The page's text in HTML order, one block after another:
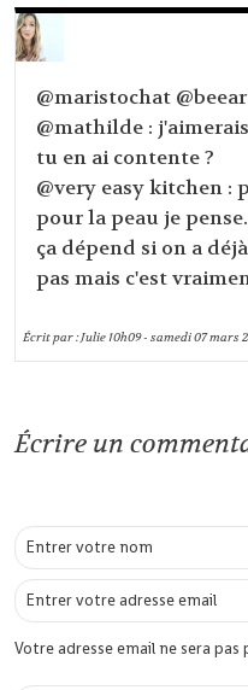
@maristochat
@mathilde :
tu en ai contente ?
@very easy kitchen :
pour la peau je
ça dépend si on a
pas mais c'est
Écrit par :Julie10h09-samedi 07mars
Écrire un
Votre adresse email ne sera pas